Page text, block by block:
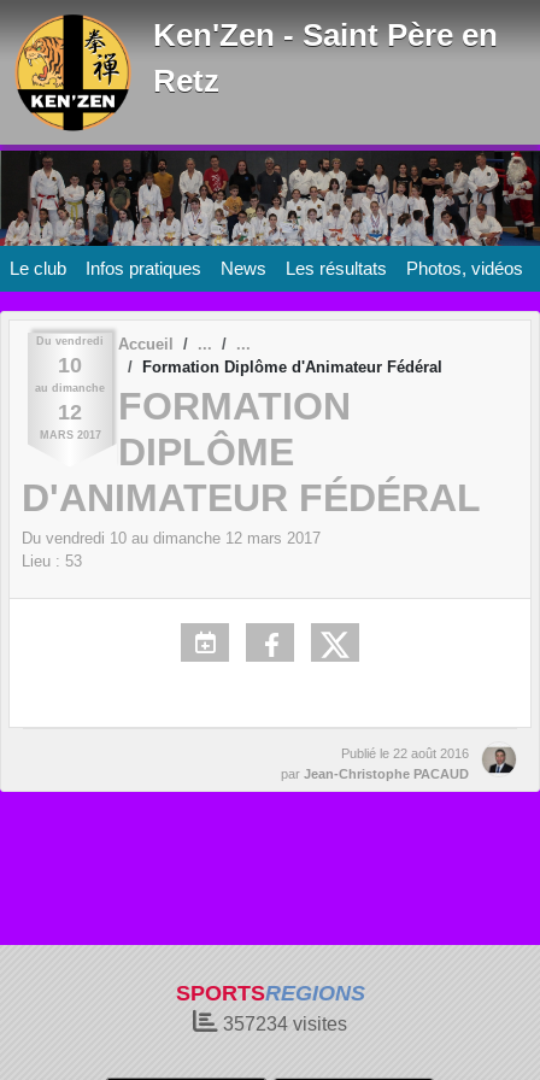
Ken'Zen - Saint Père en
Retz
Le club Infos pratiques News Les résultats Photos, vidéos
Du vendredi
10
au dimanche
12
MARS 2017
Accueil
Formation Diplôme d'Animateur Fédéral
FORMATION
DIPLÔME
D'ANIMATEUR FÉDÉRAL
Du vendredi 10 au dimanche 12 mars 2017
Lieu : 53
Publié le 22 août 2016
par Jean-Christophe PACAUD
SPORTSREGIONS
357234 visites
Panneau de gestion des cookies